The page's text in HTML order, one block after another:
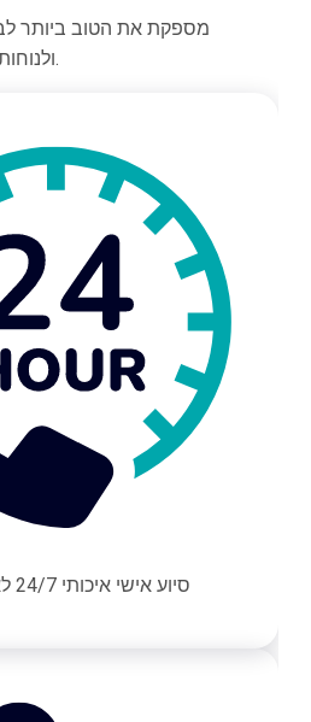
ולנוחותך. איתנו תרגישו מיוחסים.
סיוע אישי איכותי 24/7 לאורך כל המסע שלך